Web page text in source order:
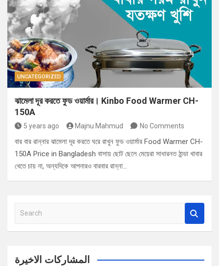
UNCATEGORIZED
ঝামেলা দূর করতে ফুড ওয়ার্মার। Kinbo Food Warmer CH-
150A
5 years ago Majnu Mahmud No Comments
বার বার রান্নার ঝামেলা দূর করতে ঘরে রাখুন ফুড ওয়ার্মার Food Warmer CH-
150A Price in Bangladesh বাসায় ছোট ছেলে মেয়েরা সাধারনত ঠান্ডা খাবার
খেতে চায় না, অন্যদিকে আপনারও বারবার রান্না…
a
c
المشاركات الاخيرة